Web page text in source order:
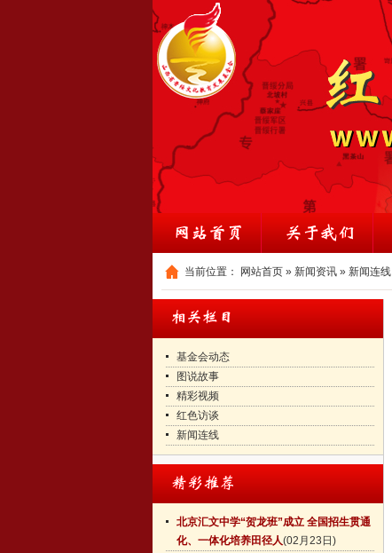
当前位置： 网站首页 » 新闻资讯 » 新闻连线
基金会动态
图说故事
精彩视频
红色访谈
新闻连线
北京汇文中学“贺龙班”成立 全国招生贯通
化、一体化培养田径人(02月23日)